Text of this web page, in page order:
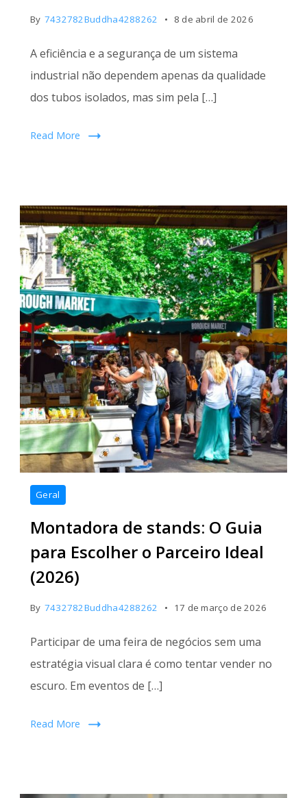
By 7432782Buddha4288262 8 de abril de 2026
A eficiência e a segurança de um sistema
industrial não dependem apenas da qualidade
dos tubos isolados, mas sim pela […]
Read More
Geral
Montadora de stands: O Guia
para Escolher o Parceiro Ideal
(2026)
By 7432782Buddha4288262 17 de março de 2026
Participar de uma feira de negócios sem uma
estratégia visual clara é como tentar vender no
escuro. Em eventos de […]
Read More